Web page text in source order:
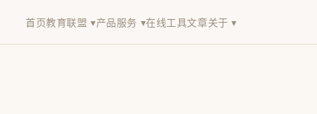
首页教育联盟 ▾产品服务 ▾在线工具文章关于 ▾